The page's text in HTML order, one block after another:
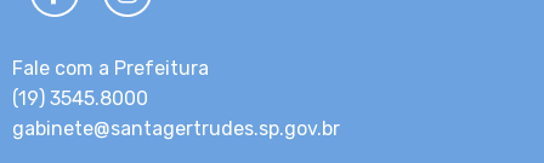
Fale com a Prefeitura
(19) 3545.8000
gabinete@santagertrudes.sp.gov.br